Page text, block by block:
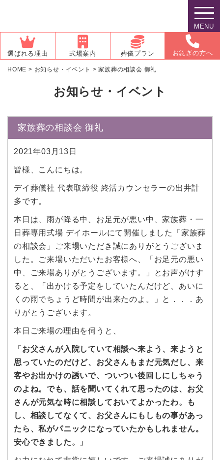
MENU
選ばれる理由 式場案内 葬儀プラン お急ぎの方へ
HOME > お知らせ・イベント >家族葬の相談会 御礼
お知らせ・イベント
家族葬の相談会 御礼
2021年03月13日
皆様、こんにちは。
デイ葬儀社 代表取締役 終活カウンセラーの出井計
多です。
本日は、雨が降る中、お足元が悪い中、家族葬・一
日葬専用式場 デイホールにて開催しました「家族葬
の相談会」ご来場いただき誠にありがとうございま
した。ご来場いただいたお客様へ、「お足元の悪い
中、ご来場ありがとうございます。」とお声がけす
ると、「出かける予定をしていたんだけど、あいに
くの雨でちょうど時間が出来たのよ。」と．．．あ
りがとうございます。
本日ご来場の理由を伺うと、
「お父さんが入院していて相談へ来よう、来ようと
思っていたのだけど、お父さんもまだ元気だし、来
客やお出かけの誘いで、ついつい後回しにしちゃう
のよね。でも、話を聞いてくれて思ったのは、お父
さんが元気な時に相談しておいてよかったわ。も
し、相談してなくて、お父さんにもしもの事があっ
たら、私がパニックになっていたかもしれません。
安心できました。」